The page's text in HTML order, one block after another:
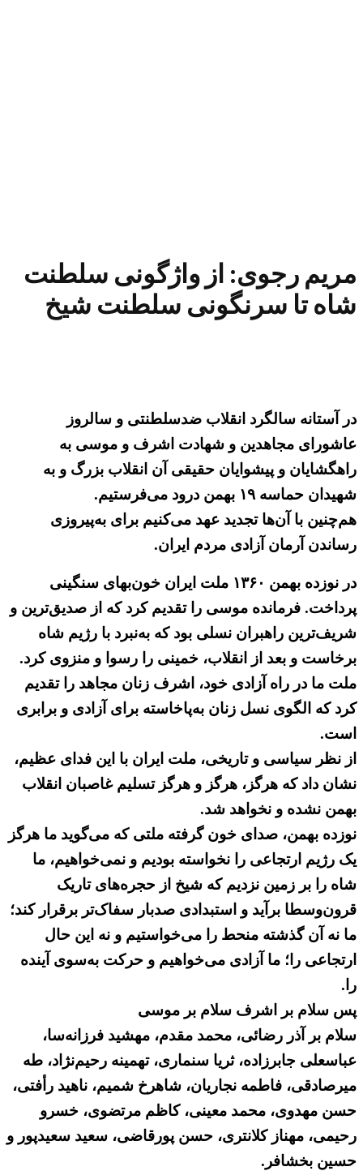
مریم رجوی: از واژگونی سلطنت
شاه تا سرنگونی سلطنت شیخ
در آستانه سالگرد انقلاب ضدسلطنتی و سالروز
عاشورای مجاهدین و شهادت اشرف و موسی به
‌راهگشایان و پیشوایان حقیقی آن انقلاب بزرگ و به‌
شهیدان حماسه ۱۹ بهمن درود می‌فرستیم.
هم‌چنین با آن‌ها تجدید عهد می‌کنیم برای به‌پیروزی
رساندن آرمان آزادی مردم ایران.
در نوزده بهمن ۱۳۶۰ ملت ایران خون‌بهای سنگینی
پرداخت. فرمانده موسی را تقدیم کرد که از صدیق‌ترین و
شریف‌ترین راهبران نسلی بود که به‌نبرد با رژیم شاه
برخاست و بعد از انقلاب، خمینی را رسوا و منزوی کرد.
ملت ما در راه آزادی خود، اشرف زنان مجاهد را تقدیم
کرد که الگوی نسل زنان به‌پاخاسته برای آزادی و برابری
است.
از نظر سیاسی و تاریخی، ملت ایران با این فدای عظیم،
نشان داد که هرگز، هرگز و هرگز تسلیم غاصبان انقلاب
بهمن نشده و نخواهد شد.
نوزده بهمن، صدای خون گرفته ملتی که می‌گوید ما هرگز
یک رژیم ارتجاعی را نخواسته بودیم و نمی‌خواهیم، ما
شاه را بر زمین نزدیم که شیخ از حجره‌های تاریک
قرون‌وسطا برآید و استبدادی صدبار سفاک‌تر برقرار کند؛
ما نه آن گذشته منحط را می‌خواستیم و نه این حال
ارتجاعی را؛‌ ما آزادی می‌خواهیم و حرکت به‌سوی آینده
را.
پس سلام بر اشرف سلام بر موسی
سلام بر آذر رضائی، محمد مقدم، مهشید فرزانه‌سا،
عباسعلی جابرزاده، ثریا سنماری، تهمینه رحیم‌نژاد، طه
میرصادقی، فاطمه نجاریان، شاهرخ شمیم، ناهید رأفتی،
حسن مهدوی، محمد معینی، كاظم مرتضوی، خسرو
رحیمی، مهناز كلانتری، حسن پورقاضی، سعید سعیدپور و
حسین بخشافر.